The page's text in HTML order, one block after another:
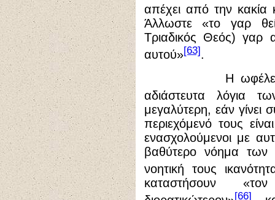
απέχει από την κακία
Άλλωστε «το γαρ
Τριαδικός Θεός) γαρ
αυτού»[63] .
Η ωφέλεια, η
αδιάστευτα λόγια
μεγαλύτερη, εάν γίνει
περιεχόμενό τους
ενασχολούμενοι με
βαθύτερο νόημα των
νοητική τους
καταστήσουν
[66]